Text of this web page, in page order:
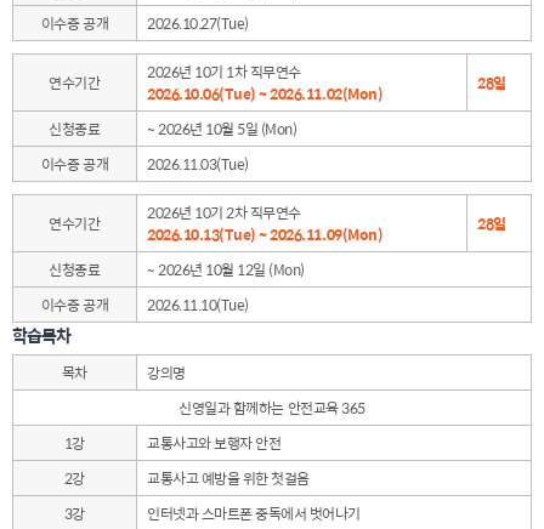
이수증 공개
2026.10.27(Tue)
연수기간
2026년 10기 1차 직무연수
2026.10.06(Tue) ~ 2026.11.02(Mon)
28일
신청종료
~ 2026년 10월 5일 (Mon)
이수증 공개
2026.11.03(Tue)
연수기간
2026년 10기 2차 직무연수
2026.10.13(Tue) ~ 2026.11.09(Mon)
28일
신청종료
~ 2026년 10월 12일 (Mon)
이수증 공개
2026.11.10(Tue)
학습목차
목차
강의명
신영일과 함께하는 안전교육 365
1강
교통사고와 보행자 안전
2강
교통사고 예방을 위한 첫걸음
3강
인터넷과 스마트폰 중독에서 벗어나기